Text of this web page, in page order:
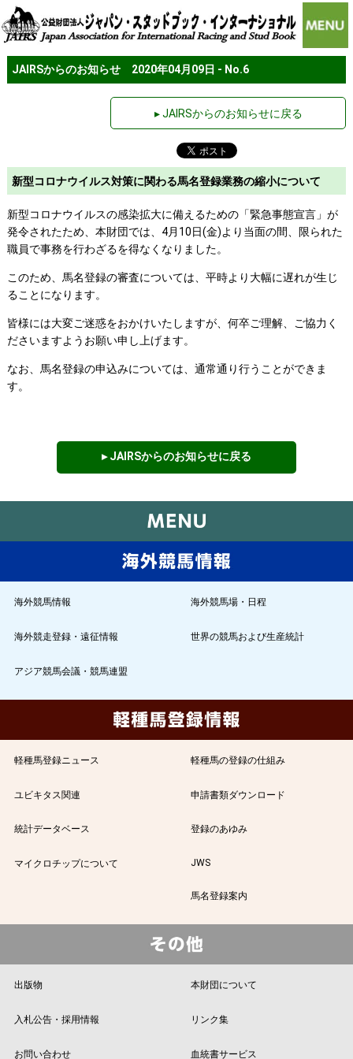
JAIRSからのお知らせ 2020年04月09日 - No.6
▸ JAIRSからのお知らせに戻る
新型コロナウイルス対策に関わる馬名登録業務の縮小について
新型コロナウイルスの感染拡大に備えるための「緊急事態宣言」が
発令されたため、本財団では、4月10日(金)より当面の間、限られた
職員で事務を行わざるを得なくなりました。
このため、馬名登録の審査については、平時より大幅に遅れが生じ
ることになります。
皆様には大変ご迷惑をおかけいたしますが、何卒ご理解、ご協力く
ださいますようお願い申し上げます。
なお、馬名登録の申込みについては、通常通り行うことができま
す。
▸ JAIRSからのお知らせに戻る
海外競馬情報 海外競馬場・日程
海外競走登録・遠征情報 世界の競馬および生産統計
アジア競馬会議・競馬連盟
軽種馬登録ニュース 軽種馬の登録の仕組み
ユビキタス関連 申請書類ダウンロード
統計データベース 登録のあゆみ
マイクロチップについて JWS
馬名登録案内
出版物 本財団について
入札公告・採用情報 リンク集
お問い合わせ 血統書サービス